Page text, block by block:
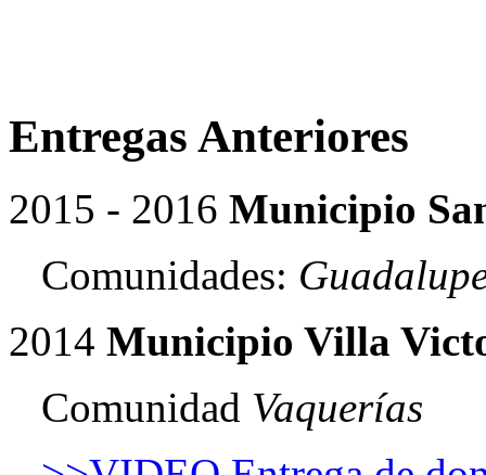
Entregas Anteriores
2015 - 2016 Municipio
Comunidades:
2014 Municipio Villa
Comunidad Vaquerías